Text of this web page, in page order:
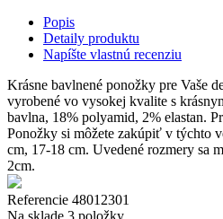
Popis
Detaily produktu
Napíšte vlastnú recenziu
Krásne bavlnené ponožky pre Vaše
vyrobené vo vysokej kvalite s
bavlna, 18% polyamid, 2% elastan.
Ponožky si môžete zakúpiť v týchto
cm, 17-18 cm. Uvedené rozmery sa
2cm.
Referencie 48012301
Na sklade 3 položky